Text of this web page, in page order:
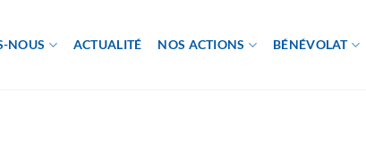
NOUS ACTUALITÉ NOS ACTIONS BÉNÉVOLAT